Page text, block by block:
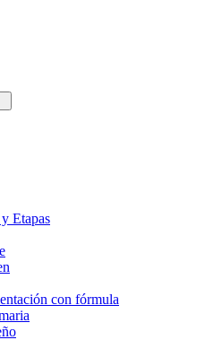
Etapas
con fórmula